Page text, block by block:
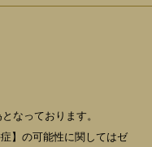
なっております。
】の可能性に関してはゼ